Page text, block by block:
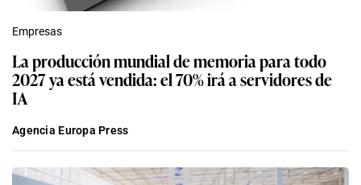
Empresas
La producción mundial de memoria para todo
2027 ya está vendida: el 70% irá a servidores de
IA
Agencia Europa Press